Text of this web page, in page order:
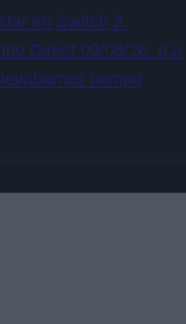
en Switch 2.
Direct 09/06/26. ¡La
tiempo